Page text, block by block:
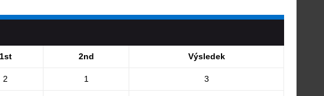
1st 2nd Výsledek
2 1 3